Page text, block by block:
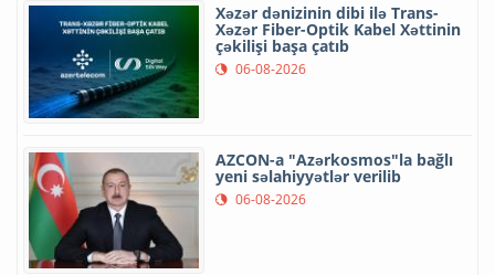
Xəzər dənizinin dibi ilə Trans-
Xəzər Fiber-Optik Kabel Xəttinin
çəkilişi başa çatıb
06-08-2026
AZCON-a "Azərkosmos"la bağlı
yeni səlahiyyətlər verilib
06-08-2026